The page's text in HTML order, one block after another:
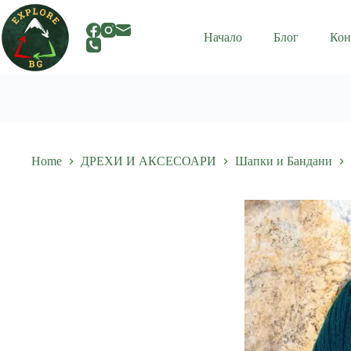
Skip
to
content
Начало Блог
Home ДРЕХИ И АКСЕСОАРИ Шапки и Бандани